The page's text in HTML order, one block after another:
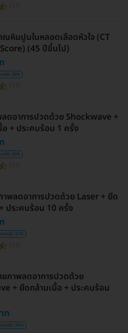
(17)
ณหินปูนในหลอดเลือดหัวใจ (CT
(45 ปีขึ้นไป)
ะหยัด 38%
(17)
ลดอาการปวดด้วย Shockwave +
+ ประคบร้อน 1 ครั้ง
ะหยัด 26%
(17)
าพลดอาการปวดด้วย Laser + ยืด
ประคบร้อน 10 ครั้ง
ประหยัด 32%
(17)
ยภาพลดอาการปวดด้วย
+ ยืดกล้ามเนื้อ + ประคบร้อน
ท
ประหยัด 36%